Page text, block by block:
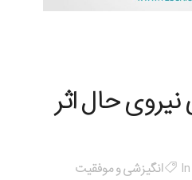
حال اثر
In
انگیزشی و موفقیت